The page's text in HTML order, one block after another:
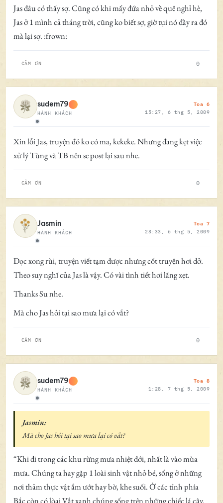
Jas đâu có thấy sợ. Cũng có khi mấy đứa nhỏ về quê nghỉ hè,
Jas ở 1 mình cả tháng trời, cũng ko biết sợ, giờ tụi nó đầy ra đó
mà lại sợ. :frown:
CẢM ƠN 0
Ngoại tuyến
sudem79
HÀNH KHÁCH
Toa 6
15:27, 6 thg 5, 2009
Xin lỗi Jas, truyện đó ko có ma, kekeke. Nhưng đang kẹt việc
xử lý Tùng và TB nên se post lại sau nhe.
CẢM ƠN 0
Ngoại tuyến
Jasmin
HÀNH KHÁCH
Toa 7
23:33, 6 thg 5, 2009
Đọc xong rùi, truyện viết tạm được nhưng cốt truyện hơi dở.
Theo suy nghĩ của Jas là vậy. Có vài tình tiết hơi lãng xẹt.
Thanks Su nhe.
Mà cho Jas hỏi tại sao mưa lại có vắt?
CẢM ƠN 0
Ngoại tuyến
sudem79
HÀNH KHÁCH
Toa 8
1:28, 7 thg 5, 2009
Jasmin:
Mà cho Jas hỏi tại sao mưa lại có vắt?
“Khi đi trong các khu rừng mưa nhiệt đới, nhất là vào mùa
mưa. Chúng ta hay gặp 1 loài sinh vật nhỏ bé, sống ở những
nơi thảm thực vật ẩm ướt hay bờ, khe suối. Ở các tỉnh phía
Bắc còn có lòai Vắt xanh chúng sống trên những chiếc lá cây.